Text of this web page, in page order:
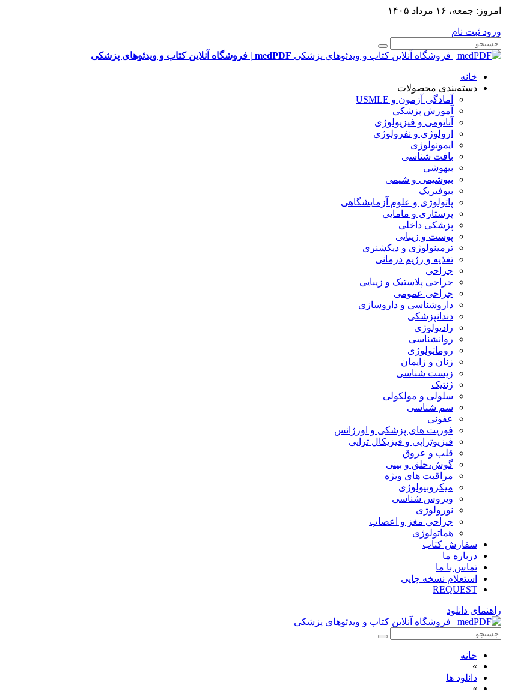
امروز: جمعه، ۱۶ مرداد ۱۴۰۵
ورود ثبت نام
medPDF | فروشگاه آنلاین کتاب و ویدئوهای پزشکی
خانه
دسته‌بندی محصولات
آمادگی آزمون و USMLE
آموزش پزشکی
آناتومی و فیزیولوژی
ارولوژی و نفرولوژی
ایمونولوژی
بافت شناسی
بیهوشی
بیوشیمی و شیمی
بیوفیزیک
پاتولوژی و علوم آزمایشگاهی
پرستاری و مامایی
پزشکی داخلی
پوست و زیبایی
ترمینولوژی و دیکشنری
تغذیه و رژیم درمانی
جراحی
جراحی پلاستیک و زیبایی
جراحی عمومی
داروشناسی و داروسازی
دندانپزشکی
رادیولوژی
روانشناسی
روماتولوژی
زنان و زایمان
زیست شناسی
ژنتیک
سلولی و مولکولی
سم شناسی
عفونی
فوریت های پزشکی و اورژانس
فیزیوتراپی و فیزیکال تراپی
قلب و عروق
گوش،حلق و بینی
مراقبت های ویژه
میکروبیولوژی
ویروس شناسی
نورولوژی
جراحی مغز و اعصاب
هماتولوژی
سفارش کتاب
درباره ما
تماس با ما
استعلام نسخه چاپی
REQUEST
راهنمای دانلود
خانه
»
دانلود ها
»